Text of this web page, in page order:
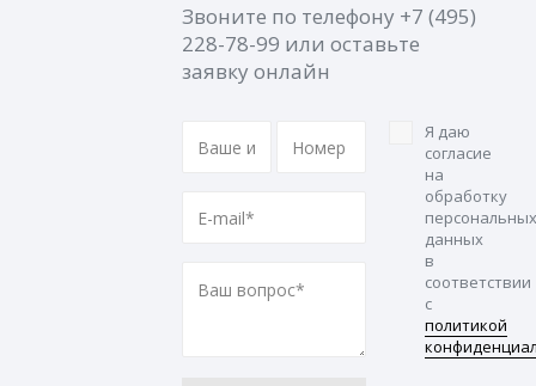
Звоните по телефону +7 (495)
228-78-99 или оставьте
заявку онлайн
Я даю
согласие
на
обработку
персональных
данных
в
соответствии
с
политикой